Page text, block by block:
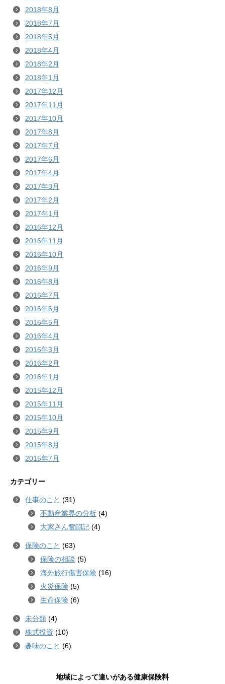
2018年8月
2018年7月
2018年5月
2018年4月
2018年2月
2018年1月
2017年12月
2017年11月
2017年10月
2017年8月
2017年7月
2017年6月
2017年4月
2017年3月
2017年2月
2017年1月
2016年12月
2016年11月
2016年10月
2016年9月
2016年8月
2016年7月
2016年6月
2016年5月
2016年4月
2016年3月
2016年2月
2016年1月
2015年12月
2015年11月
2015年10月
2015年9月
2015年8月
2015年7月
カテゴリー
仕事のこと (31)
不動産業界の分析 (4)
大家さん奮闘記 (4)
保険のこと (63)
保険の相談 (5)
海外旅行傷害保険 (16)
火災保険 (5)
生命保険 (6)
未分類 (4)
株式投資 (10)
趣味のこと (6)
地域によって違いがある健康保険料